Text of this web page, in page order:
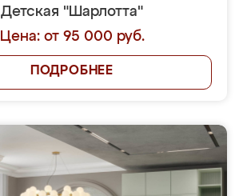
Детская "Шарлотта"
Цена: от 95 000 руб.
ПОДРОБНЕЕ